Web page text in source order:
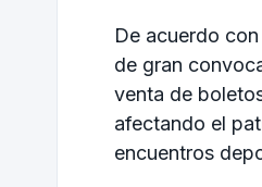
De acuerdo
de gran
venta de
afectando el
encuentros